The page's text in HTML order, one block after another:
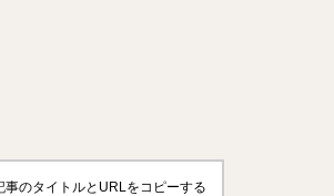
事のタイトルとURLをコピーする